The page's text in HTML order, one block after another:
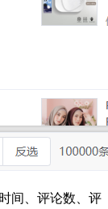
间、评论数、评